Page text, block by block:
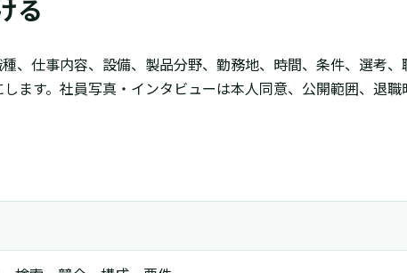
る
、仕事内容、設備、製品分野、勤務地、時間、条件、選考
ます。社員写真・インタビューは本人同意、公開範囲、退職